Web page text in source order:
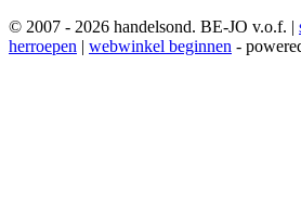
© 2007 - 2026 handelsond. BE-JO v.o.f. |
herroepen | webwinkel beginnen -